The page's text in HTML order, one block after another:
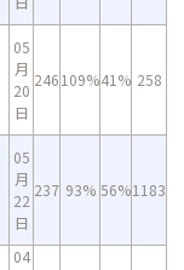
05
月
20
日
246109%41% 258
05
月
22
日
237 93% 56%1183
04